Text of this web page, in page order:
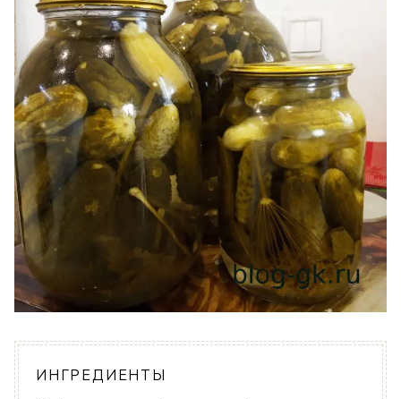
ИНГРЕДИЕНТЫ